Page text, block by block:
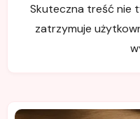
Skuteczna treść nie
zatrzymuje